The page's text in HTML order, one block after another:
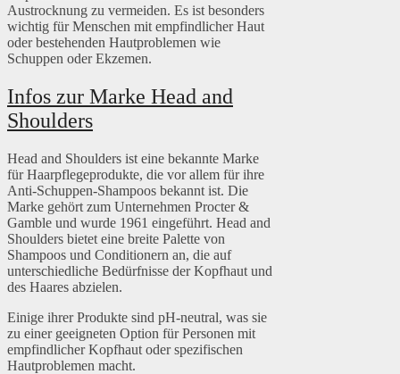
Austrocknung zu vermeiden. Es ist besonders
wichtig für Menschen mit empfindlicher Haut
oder bestehenden Hautproblemen wie
Schuppen oder Ekzemen.
Infos zur Marke Head and
Shoulders
Head and Shoulders ist eine bekannte Marke
für Haarpflegeprodukte, die vor allem für ihre
Anti-Schuppen-Shampoos bekannt ist. Die
Marke gehört zum Unternehmen Procter &
Gamble und wurde 1961 eingeführt. Head and
Shoulders bietet eine breite Palette von
Shampoos und Conditionern an, die auf
unterschiedliche Bedürfnisse der Kopfhaut und
des Haares abzielen.
Einige ihrer Produkte sind pH-neutral, was sie
zu einer geeigneten Option für Personen mit
empfindlicher Kopfhaut oder spezifischen
Hautproblemen macht.